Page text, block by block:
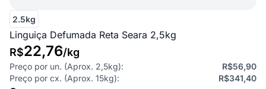
2.5kg
Linguiça Defumada Reta Seara 2,5kg
R$22,76/kg
Preço por un. (Aprox. 2,5kg):
R$56,90
Preço por cx. (Aprox. 15kg): R$341,40